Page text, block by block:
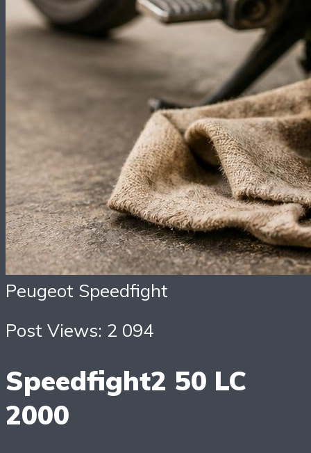
Peugeot Speedfight
Post Views: 2 094
Speedfight2 50 LC
2000